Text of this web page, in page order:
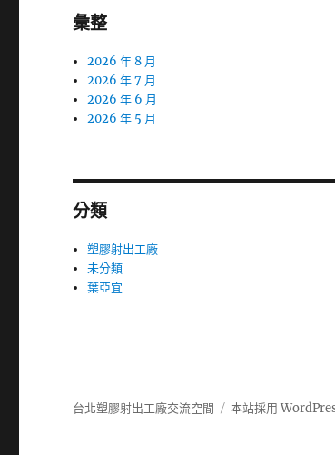
彙整
2026 年 8 月
2026 年 7 月
2026 年 6 月
2026 年 5 月
分類
塑膠射出工廠
未分類
葉亞宜
台北塑膠射出工廠交流空間 本站採用